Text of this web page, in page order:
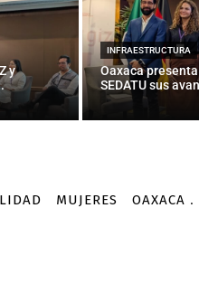
y
INFRAESTRUCTURA
Oaxaca
SEDATU sus
MUJERES OAXACA
Por AGENCIA